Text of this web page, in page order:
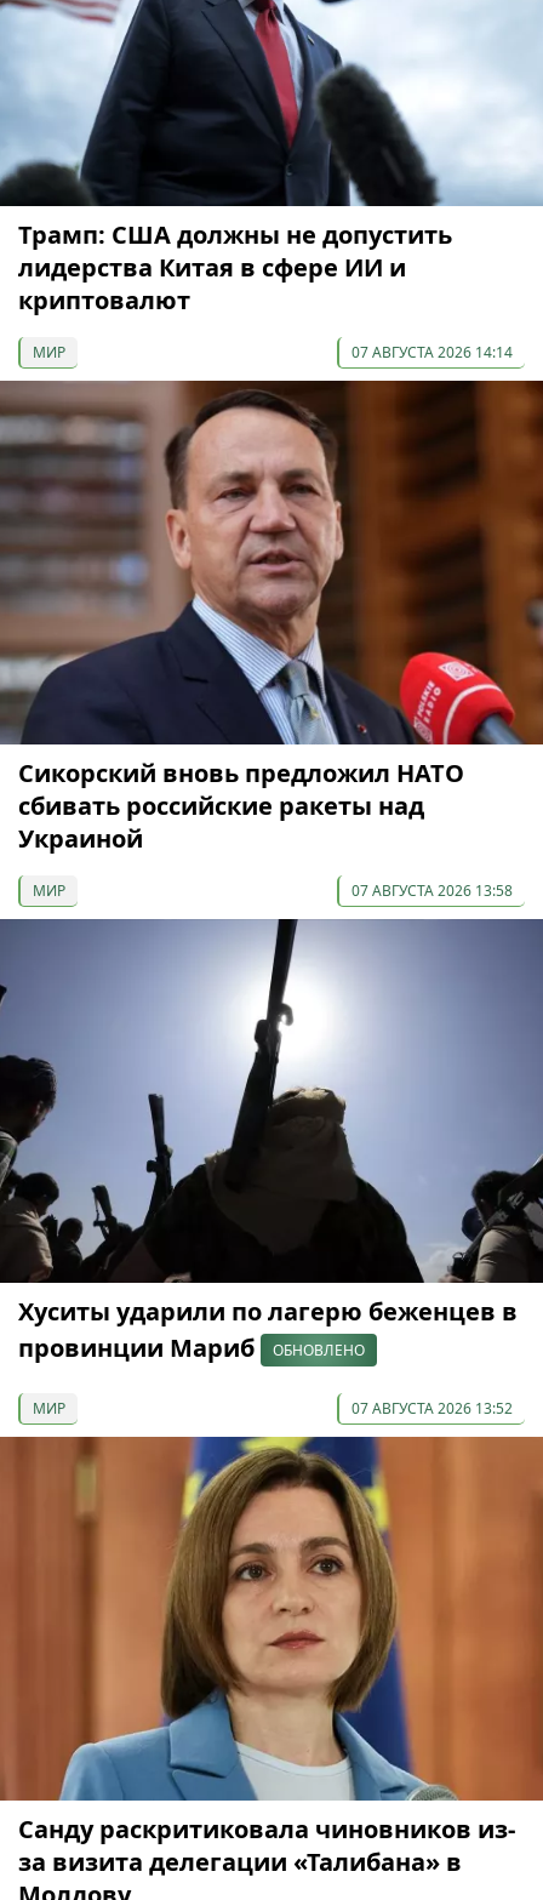
Трамп: США должны не допустить
лидерства Китая в сфере ИИ и
криптовалют
МИР 07 АВГУСТА 2026 14:14
Сикорский вновь предложил НАТО
сбивать российские ракеты над
Украиной
МИР 07 АВГУСТА 2026 13:58
Хуситы ударили по лагерю беженцев в
провинции Мариб
ОБНОВЛЕНО
МИР 07 АВГУСТА 2026 13:52
Санду раскритиковала чиновников из-
за визита делегации «Талибана» в